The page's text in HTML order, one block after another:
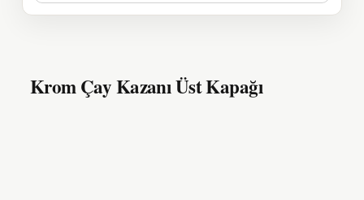
Krom Çay Kazanı Üst Kapağı